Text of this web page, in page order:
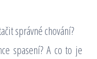
správné chování?
spasení? A co to je